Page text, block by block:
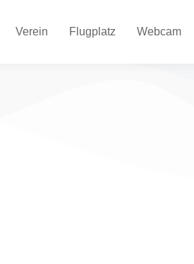
Verein Flugplatz Webcam